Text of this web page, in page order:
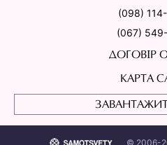
(098)
(067)
ДОГОВІР
КАРТА
© 2006-